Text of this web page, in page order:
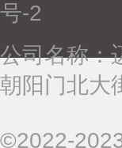
号-2
公司名称：
朝阳门北大
©2022-